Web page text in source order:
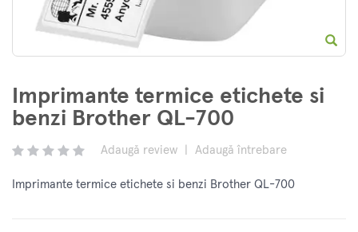
Imprimante termice etichete si
benzi Brother QL-700
Adaugă review Adaugă întrebare
Imprimante termice etichete si benzi Brother QL-700